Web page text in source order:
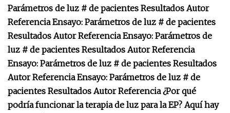
Parámetros de luz # de pacientes Resultados Autor
Referencia Ensayo: Parámetros de luz # de pacientes
Resultados Autor Referencia Ensayo: Parámetros de
luz # de pacientes Resultados Autor Referencia
Ensayo: Parámetros de luz # de pacientes Resultados
Autor Referencia Ensayo: Parámetros de luz # de
pacientes Resultados Autor Referencia ¿Por qué
podría funcionar la terapia de luz para la EP? Aquí hay